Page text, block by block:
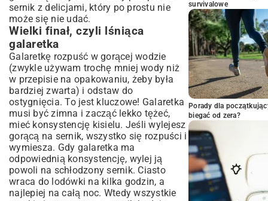
sernik z delicjami, który po prostu nie
może się nie udać.
Wielki finał, czyli lśniąca
galaretka
Galaretkę rozpuść w gorącej wodzie
(zwykle używam trochę mniej wody niż
w przepisie na opakowaniu, żeby była
bardziej zwarta) i odstaw do
ostygnięcia. To jest kluczowe! Galaretka
musi być zimna i zacząć lekko tężeć,
mieć konsystencję kisielu. Jeśli wylejesz
gorącą na sernik, wszystko się rozpuści i
wymiesza. Gdy galaretka ma
odpowiednią konsystencję, wylej ją
powoli na schłodzony sernik. Ciasto
wraca do lodówki na kilka godzin, a
najlepiej na całą noc. Wtedy wszystkie
survivalowe
Porady dla
biegać od zera?